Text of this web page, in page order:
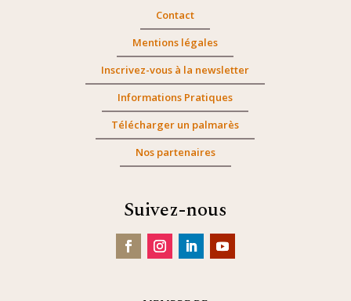
Contact
Mentions légales
Inscrivez-vous à la newsletter
Informations Pratiques
Télécharger un palmarès
Nos partenaires
Suivez-nous